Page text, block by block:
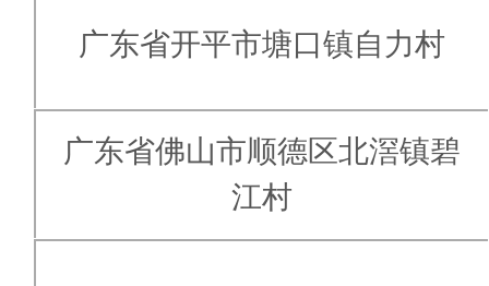
广东省开平市塘口镇自力村
广东省佛山市顺德区北滘镇碧
江村